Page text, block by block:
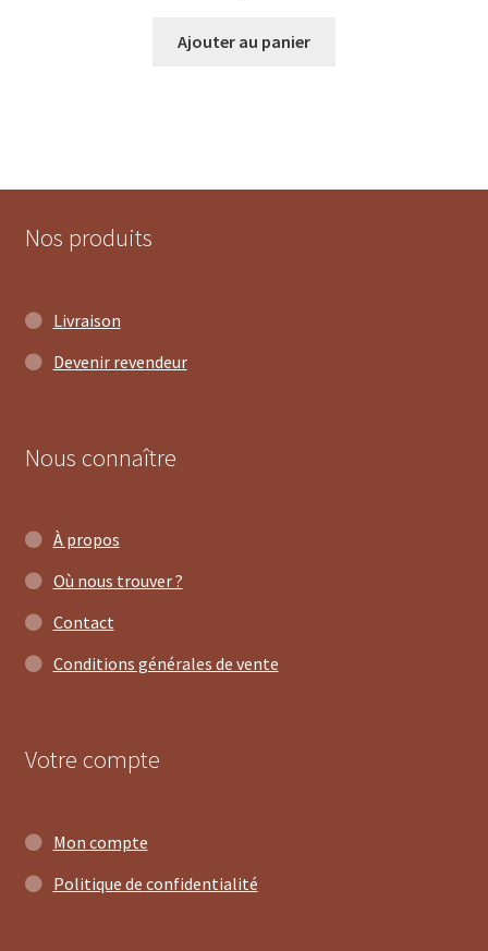
Ajouter au panier
Nos produits
Livraison
Devenir revendeur
Nous connaître
À propos
Où nous trouver ?
Contact
Conditions générales de vente
Votre compte
Mon compte
Politique de confidentialité